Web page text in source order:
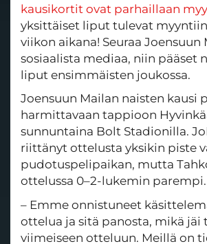
kausikortit ovat parhaillaan
yksittäiset liput tulevat
viikon aikana! Seuraa Joensuun
sosiaalista mediaa, niin pääset
liput ensimmäisten joukossa.
Joensuun Mailan naisten kausi
harmittavaan tappioon
sunnuntaina Bolt Stadionilla.
riittänyt ottelusta yksikin piste
pudotuspelipaikan, mutta
ottelussa 0–2-lukemin parempi.
– Emme onnistuneet
ottelua ja sitä panosta, mikä jäi
viimeiseen otteluun. Meillä on